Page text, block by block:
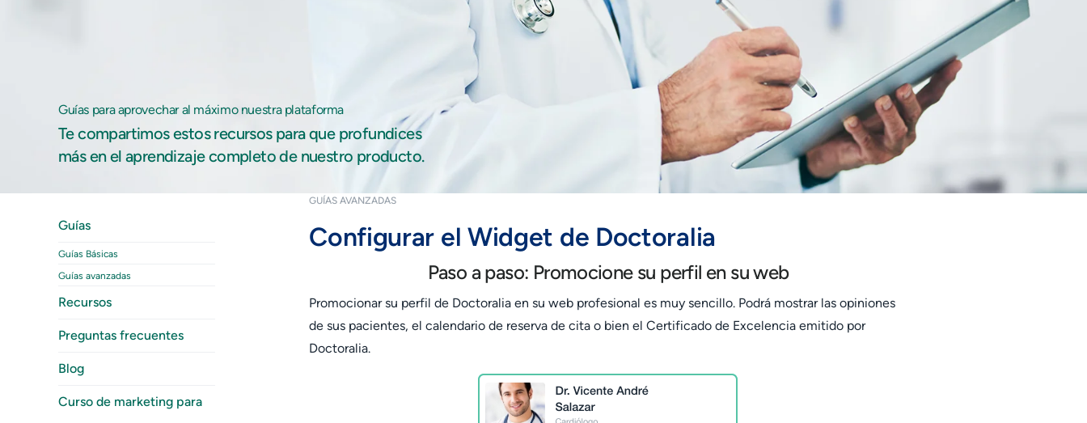
Guías
Guías Básicas
Guías avanzadas
Recursos
Preguntas frecuentes
Blog
Curso de marketing para
Guías para aprovechar al máximo nuestra plataforma
Te compartimos estos recursos para que profundices
más en el aprendizaje completo de nuestro producto.
GUÍAS AVANZADAS
Configurar el Widget de Doctoralia
Paso a paso: Promocione su perfil en su web
Promocionar su perfil de Doctoralia en su web profesional es muy sencillo. Podrá mostrar las opiniones
de sus pacientes, el calendario de reserva de cita o bien el Certificado de Excelencia emitido por
Doctoralia.